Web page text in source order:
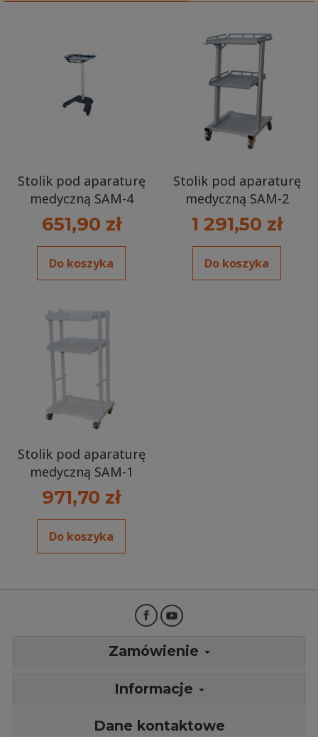
Stolik pod aparaturę
medyczną SAM-4
651,90 zł
Do koszyka
Stolik pod aparaturę
medyczną SAM-2
1 291,50 zł
Do koszyka
Stolik pod aparaturę
medyczną SAM-1
971,70 zł
Do koszyka
Zamówienie
Informacje
Dane kontaktowe